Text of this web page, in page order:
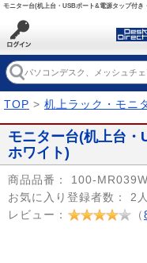
モニター台(机上台・USBポート&電源タップ付き
TOP > 机上ラック・モニ
モニター台(机上台・
ホワイト)
商品品番：
100-MR039W
お気に入り登録者数：
2人
レビュー：
（